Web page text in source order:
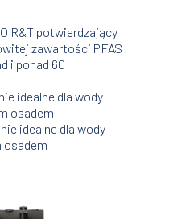
R&T potwierdzający
zawartości PFAS
i ponad 60
idealne dla wody
osadem
idealne dla wody
osadem